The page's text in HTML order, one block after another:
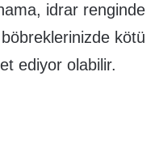
idrar renginde
kötü
ediyor olabilir.